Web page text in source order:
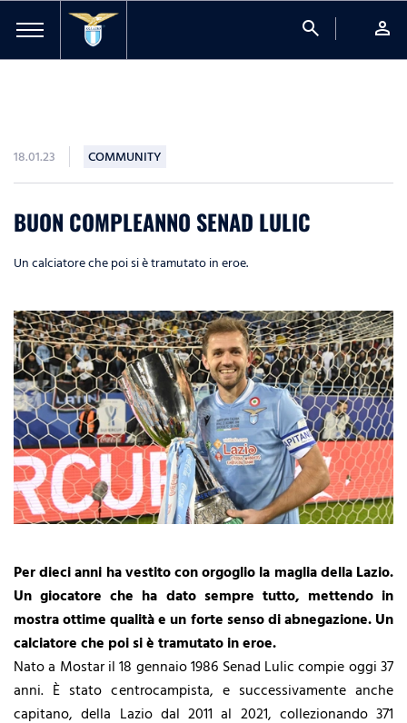
search person
18.01.23 COMMUNITY
BUON COMPLEANNO SENAD LULIC
Un calciatore che poi si è tramutato in eroe.
Per dieci anni ha vestito con orgoglio la maglia della Lazio.
Un giocatore che ha dato sempre tutto, mettendo in
mostra ottime qualità e un forte senso di abnegazione. Un
calciatore che poi si è tramutato in eroe.
Nato a Mostar il 18 gennaio 1986 Senad Lulic compie oggi 37
anni. È stato centrocampista, e successivamente anche
capitano, della Lazio dal 2011 al 2021, collezionando 371